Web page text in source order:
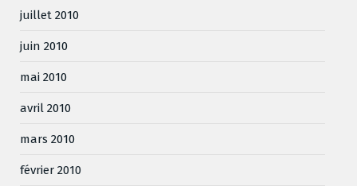
juillet 2010
juin 2010
mai 2010
avril 2010
mars 2010
février 2010